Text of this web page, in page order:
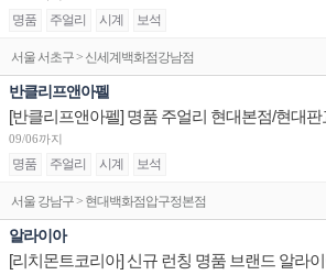
명품 주얼리 시계 보석
서울 서초구 > 신세계백화점강남점
반클리프앤아펠
09/06까지
명품 주얼리 시계 보석
서울 강남구 > 현대백화점압구정본점
알라이아